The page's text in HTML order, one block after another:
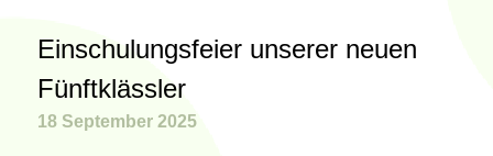
Einschulungsfeier unserer neuen
Fünftklässler
18 September 2025